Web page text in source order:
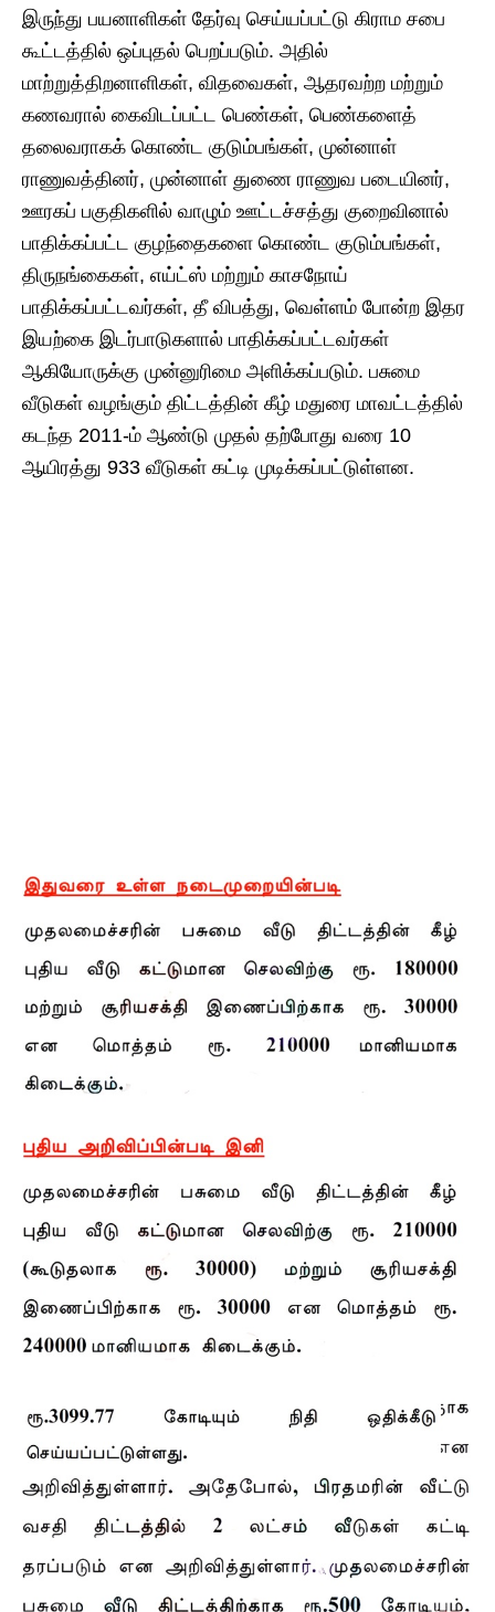
இருந்து பயனாளிகள் தேர்வு செய்யப்பட்டு கிராம சபை
கூட்டத்தில் ஒப்புதல் பெறப்படும். அதில்
மாற்றுத்திறனாளிகள், விதவைகள், ஆதரவற்ற மற்றும்
கணவரால் கைவிடப்பட்ட பெண்கள், பெண்களைத்
தலைவராகக் கொண்ட குடும்பங்கள், முன்னாள்
ராணுவத்தினர், முன்னாள் துணை ராணுவ படையினர்,
ஊரகப் பகுதிகளில் வாழும் ஊட்டச்சத்து குறைவினால்
பாதிக்கப்பட்ட குழந்தைகளை கொண்ட குடும்பங்கள்,
திருநங்கைகள், எய்ட்ஸ் மற்றும் காசநோய்
பாதிக்கப்பட்டவர்கள், தீ விபத்து, வெள்ளம் போன்ற இதர
இயற்கை இடர்பாடுகளால் பாதிக்கப்பட்டவர்கள்
ஆகியோருக்கு முன்னுரிமை அளிக்கப்படும். பசுமை
வீடுகள் வழங்கும் திட்டத்தின் கீழ் மதுரை மாவட்டத்தில்
கடந்த 2011-ம் ஆண்டு முதல் தற்போது வரை 10
ஆயிரத்து 933 வீடுகள் கட்டி முடிக்கப்பட்டுள்ளன.